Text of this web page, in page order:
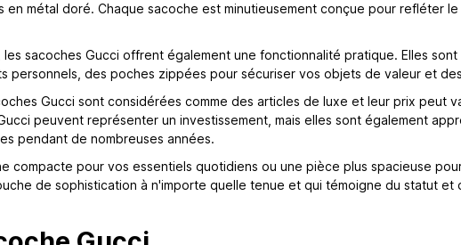
en métal doré. Chaque sacoche est minutieusement conçue pour refléter
sacoches Gucci offrent également une fonctionnalité pratique. Elles
personnels, des poches zippées pour sécuriser vos objets de valeur et
Gucci sont considérées comme des articles de luxe et leur prix peut
peuvent représenter un investissement, mais elles sont également
pendant de nombreuses années.
compacte pour vos essentiels quotidiens ou une pièce plus spacieuse
de sophistication à n'importe quelle tenue et qui témoigne du statut et